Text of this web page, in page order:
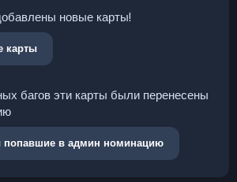
новые карты!
карты
багов эти карты были перенесены
попавшие в админ номинацию